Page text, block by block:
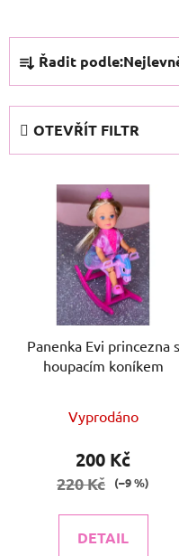
Ř
a
z
n
Řadit podle:
OTEVŘÍT FILTR
Panenka Evi princezna s
houpacím koníkem
Vyprodáno
200 Kč
220 Kč (–9 %)
DETAIL